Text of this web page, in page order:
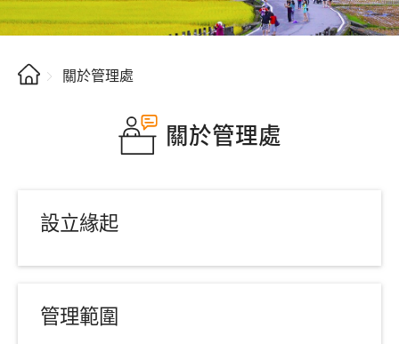
關於管理處
關於管理處
設立緣起
管理範圍